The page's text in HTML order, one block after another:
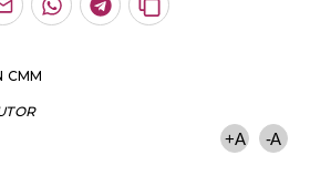
EnviarWhatsapp
Telegram
Copiar
CMM
+A -A